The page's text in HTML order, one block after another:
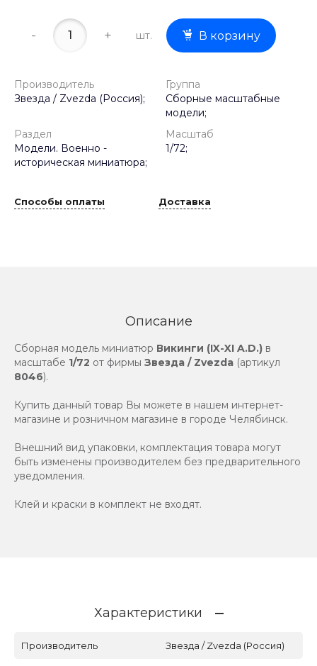
- + шт. В корзину
Производитель
Звезда / Zvezda (Россия);
Группа
Сборные масштабные
модели;
Раздел
Модели. Военно -
историческая миниатюра;
Масштаб
1/72;
Способы оплаты Доставка
Описание
Сборная модель миниатюр Викинги (IX-XI A.D.) в
масштабе 1/72 от фирмы Звезда / Zvezda (артикул
8046).
Купить данный товар Вы можете в нашем интернет-
магазине и розничном магазине в городе Челябинск.
Внешний вид упаковки, комплектация товара могут
быть изменены производителем без предварительного
уведомления.
Клей и краски в комплект не входят.
Характеристики
Производитель Звезда / Zvezda (Россия)